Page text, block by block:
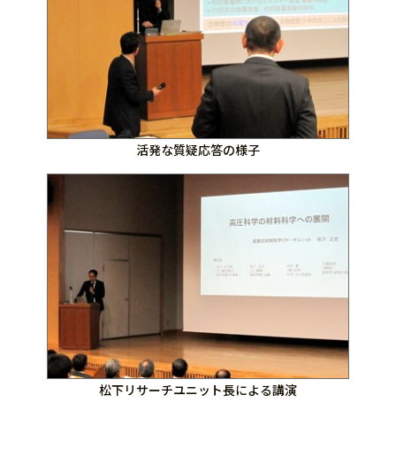
活発な質疑応答の様子
松下リサーチユニット長による講演